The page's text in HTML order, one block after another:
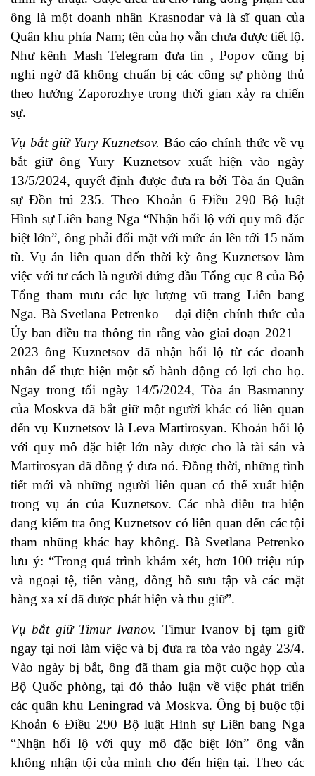
ông là một doanh nhân Krasnodar và là sĩ quan của
Quân khu phía Nam; tên của họ vẫn chưa được tiết lộ.
Như kênh Mash Telegram đưa tin , Popov cũng bị
nghi ngờ đã không chuẩn bị các công sự phòng thủ
theo hướng Zaporozhye trong thời gian xảy ra chiến
sự.
Vụ bắt giữ Yury Kuznetsov. Báo cáo chính thức về vụ
bắt giữ ông Yury Kuznetsov xuất hiện vào ngày
13/5/2024, quyết định được đưa ra bởi Tòa án Quân
sự Đồn trú 235. Theo Khoản 6 Điều 290 Bộ luật
Hình sự Liên bang Nga “Nhận hối lộ với quy mô đặc
biệt lớn”, ông phải đối mặt với mức án lên tới 15 năm
tù. Vụ án liên quan đến thời kỳ ông Kuznetsov làm
việc với tư cách là người đứng đầu Tổng cục 8 của Bộ
Tổng tham mưu các lực lượng vũ trang Liên bang
Nga. Bà Svetlana Petrenko – đại diện chính thức của
Ủy ban điều tra thông tin rằng vào giai đoạn 2021 –
2023 ông Kuznetsov đã nhận hối lộ từ các doanh
nhân để thực hiện một số hành động có lợi cho họ.
Ngay trong tối ngày 14/5/2024, Tòa án Basmanny
của Moskva đã bắt giữ một người khác có liên quan
đến vụ Kuznetsov là Leva Martirosyan. Khoản hối lộ
với quy mô đặc biệt lớn này được cho là tài sản và
Martirosyan đã đồng ý đưa nó. Đồng thời, những tình
tiết mới và những người liên quan có thể xuất hiện
trong vụ án của Kuznetsov. Các nhà điều tra hiện
đang kiểm tra ông Kuznetsov có liên quan đến các tội
tham nhũng khác hay không. Bà Svetlana Petrenko
lưu ý: “Trong quá trình khám xét, hơn 100 triệu rúp
và ngoại tệ, tiền vàng, đồng hồ sưu tập và các mặt
hàng xa xỉ đã được phát hiện và thu giữ”.
Vụ bắt giữ Timur Ivanov. Timur Ivanov bị tạm giữ
ngay tại nơi làm việc và bị đưa ra tòa vào ngày 23/4.
Vào ngày bị bắt, ông đã tham gia một cuộc họp của
Bộ Quốc phòng, tại đó thảo luận về việc phát triển
các quân khu Leningrad và Moskva. Ông bị buộc tội
Khoản 6 Điều 290 Bộ luật Hình sự Liên bang Nga
“Nhận hối lộ với quy mô đặc biệt lớn” ông vẫn
không nhận tội của mình cho đến hiện tại. Theo các